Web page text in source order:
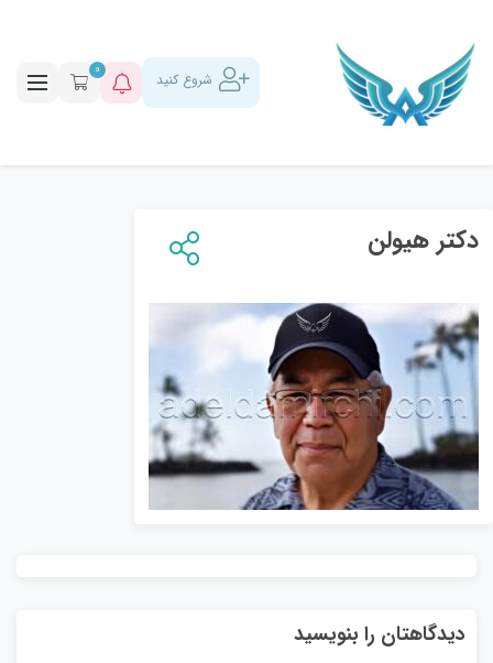
شروع کنید 0
دکتر هیولن
دیدگاهتان را بنویسید